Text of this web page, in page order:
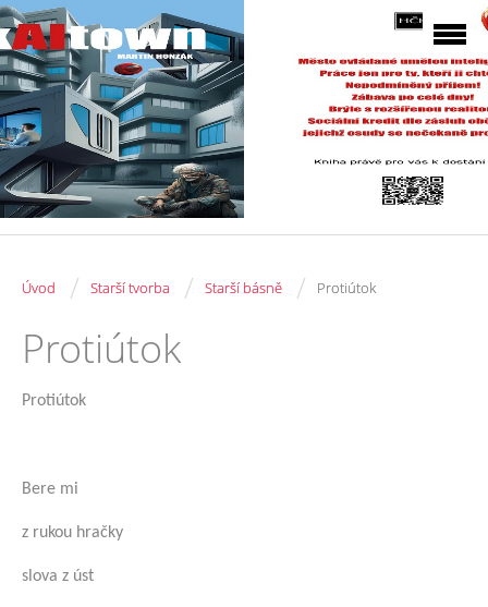
Úvod / Starší tvorba / Starší básně / Protiútok
Protiútok
Protiútok
Bere mi
z rukou hračky
slova z úst